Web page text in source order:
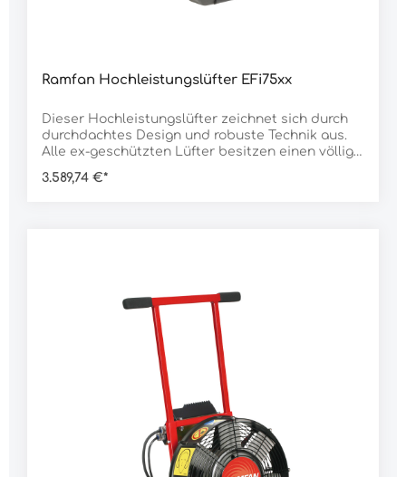
Ramfan Hochleistungslüfter EFi75xx
Dieser Hochleistungslüfter zeichnet sich durch
durchdachtes Design und robuste Technik aus.
Alle ex-geschützten Lüfter besitzen einen völlig
flammbaren Stoffen in der Umgebung verhindert.
Plastikgehäuse in die Erde
geleitet.Merkmale:ATEX-zertifiziert zur sicheren
Verwendung auch in gefährlicher
Umgebungkompakt und leichtstabiles, ABS-
Gehäuse - stoßfest, wetterfest,
chemikalienbeständigantistatisches
Gehäuseinkl. Adapter für Lutteninkl. ATEX
Stecker von AppletonDaten:Rotor Ø: 30
cmLuftleistung nach AMCA: 4.250 m³/hGeräusch
(1 m): 89 dBMotor: 560 WAnschluss: 230
VAnschlusskabel: 9 m mit ATEX-Stecker
3.589,74 €*